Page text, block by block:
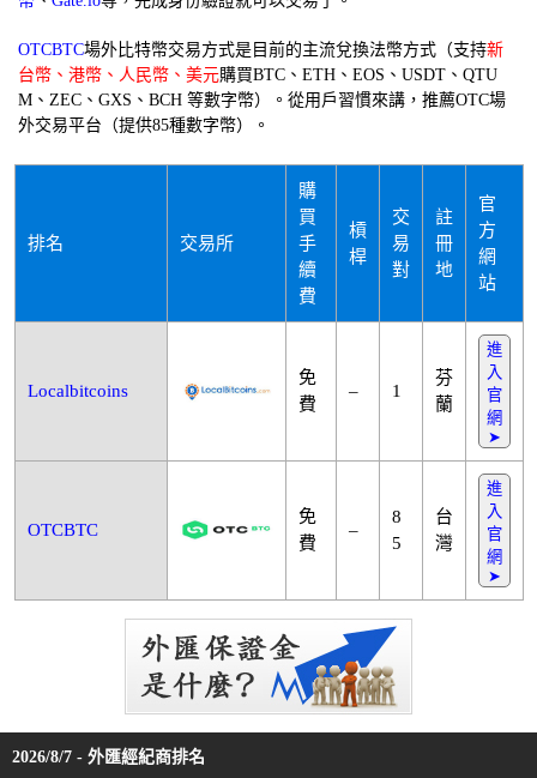
OTCBTC場外比特幣交易方式是目前的主流兌換法幣方式（支持新
台幣、港幣、人民幣、美元購買BTC、ETH、EOS、USDT、QTU
M、ZEC、GXS、BCH 等數字幣）。從用戶習慣來講，推薦OTC場
外交易平台（提供85種數字幣）。
排名 交易所
購
買
手
續
費
槓
桿
交
易
對
註
冊
地
官
方
網
站
Localbitcoins
免
費
– 1
芬
蘭
進
入
官
網
➤
OTCBTC
免
費
–
8
5
台
灣
進
入
官
網
➤
2026/8/7 - 外匯經紀商排名